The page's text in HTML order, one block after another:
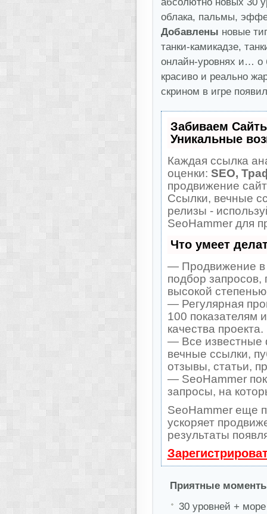
облака, пальмы,
Добавлены новые
танки-камикадзе,
онлайн-уровнях и… о
красиво и реально
скрином в игре
Забиваем
Уникальные
Каждая ссылка
оценки: SEO,
продвижение
Ссылки, вечные
релизы -
SeoHammer для
Что умеет
— Продвижение в
подбор запросов,
высокой
— Регулярная
100 показателям
качества проекта.
— Все известные
вечные ссылки,
отзывы, статьи,
— SeoHammer
запросы, на
SeoHammer еще
ускоряет
результаты
Приятные
30 уровней +